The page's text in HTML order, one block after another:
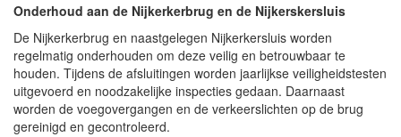
Onderhoud aan de Nijkerkerbrug en de Nijkerskersluis
De Nijkerkerbrug en naastgelegen Nijkerkersluis worden
regelmatig onderhouden om deze veilig en betrouwbaar te
houden. Tijdens de afsluitingen worden jaarlijkse veiligheidstesten
uitgevoerd en noodzakelijke inspecties gedaan. Daarnaast
worden de voegovergangen en de verkeerslichten op de brug
gereinigd en gecontroleerd.